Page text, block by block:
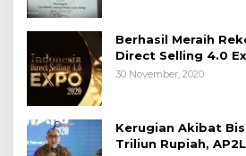
Berhasil Meraih
Direct Selling 4.0
berakhir sangat
30 November, 2020
Kerugian Akibat
Triliun Rupiah,